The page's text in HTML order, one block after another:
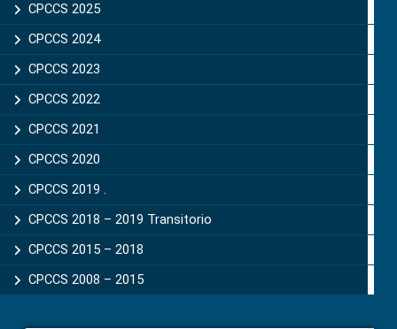
CPCCS 2025
CPCCS 2024
CPCCS 2023
CPCCS 2022
CPCCS 2021
CPCCS 2020
CPCCS 2019 .
CPCCS 2018 – 2019 Transitorio
CPCCS 2015 – 2018
CPCCS 2008 – 2015